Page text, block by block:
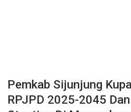
Pemkab Sijunjung
RPJPD 2025-2045